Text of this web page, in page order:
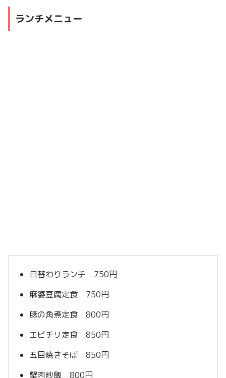
ランチメニュー
日替わりランチ 750円
麻婆豆腐定食 750円
豚の角煮定食 800円
エビチリ定食 850円
五目焼きそば 850円
蟹肉炒飯 800円